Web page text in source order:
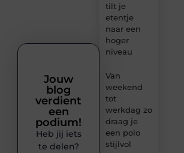
tilt je
etentje
naar een
hoger
niveau
Van
weekend
tot
werkdag zo
draag je
een polo
stijlvol
Jouw
blog
verdient
een
podium!
Heb jij iets
te delen?